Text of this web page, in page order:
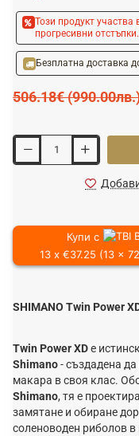
Този продукт участва
прогресивни отстъпки.
Безплатна доставка
506.18€
Купи с
13 x €37.25 (13 x
SHIMANO Twin Power
Twin Power XDе
Shimano- създаденa
макара в своя клас.
Shimano, тя е
замятане и обиране
соленоводен риболов